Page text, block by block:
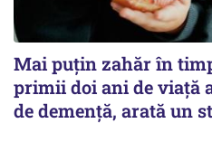
Mai puțin zahăr în
primii doi ani de viață
de demență, arată un